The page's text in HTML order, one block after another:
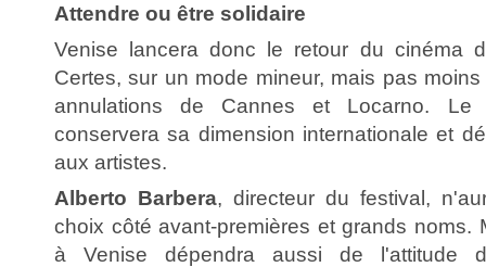
Attendre ou être solidaire
Venise lancera donc le retour du cinéma
Certes, sur un mode mineur, mais pas
annulations de Cannes et Locarno. Le
conservera sa dimension internationale et
aux artistes.
Alberto Barbera, directeur du festival,
choix côté avant-premières et grands noms.
à Venise dépendra aussi de l'attitude